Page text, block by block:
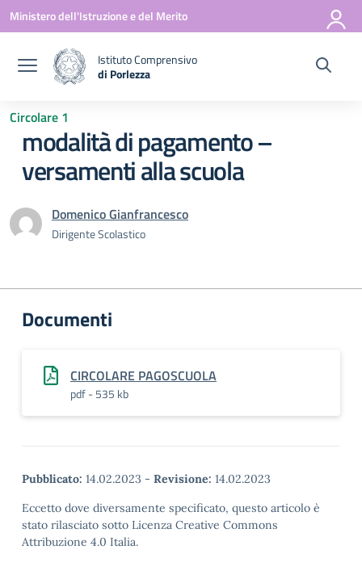
Vai ai contenuti
Vai al menu di navigazione
Vai al footer
Ministero dell'Istruzione e del Merito
Istituto Comprensivo
di Porlezza
Circolare 1
modalità di pagamento –
versamenti alla scuola
Domenico Gianfrancesco
Dirigente Scolastico
Documenti
CIRCOLARE PAGOSCUOLA
pdf - 535 kb
Pubblicato: 14.02.2023 - Revisione: 14.02.2023
Eccetto dove diversamente specificato, questo articolo è
stato rilasciato sotto Licenza Creative Commons
Attribuzione 4.0 Italia.